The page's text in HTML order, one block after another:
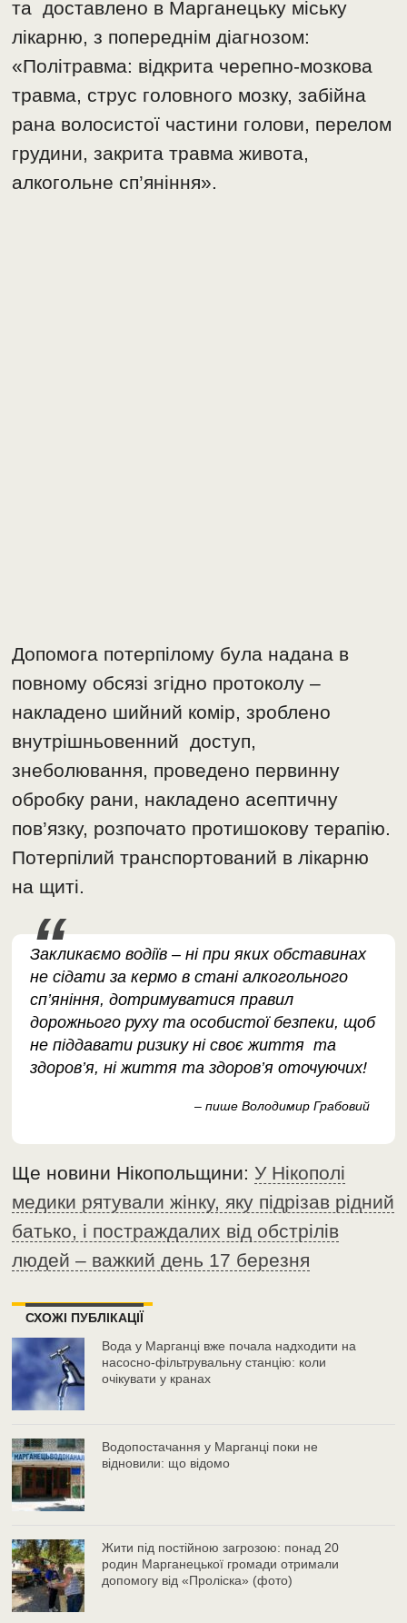
та доставлено в Марганецьку міську
лікарню, з попереднім діагнозом:
«Політравма: відкрита черепно-мозкова
травма, струс головного мозку, забійна
рана волосистої частини голови, перелом
грудини, закрита травма живота,
алкогольне сп’яніння».
Допомога потерпілому була надана в
повному обсязі згідно протоколу –
накладено шийний комір, зроблено
внутрішньовенний доступ,
знеболювання, проведено первинну
обробку рани, накладено асептичну
пов’язку, розпочато протишокову терапію.
Потерпілий транспортований в лікарню
на щиті.
Закликаємо водіїв – ні при яких обставинах
не сідати за кермо в стані алкогольного
сп’яніння, дотримуватися правил
дорожнього руху та особистої безпеки, щоб
не піддавати ризику ні своє життя та
здоров’я, ні життя та здоров’я оточуючих!
– пише Володимир Грабовий
Ще новини Нікопольщини:У Нікополі
медики рятували жінку, яку підрізав рідний
батько, і постраждалих від обстрілів
людей – важкий день 17 березня
СХОЖІ ПУБЛІКАЦІЇ
Вода у Марганці вже почала надходити на
насосно-фільтрувальну станцію: коли
очікувати у кранах
Водопостачання у Марганці поки не
відновили: що відомо
Жити під постійною загрозою: понад 20
родин Марганецької громади отримали
допомогу від «Проліска» (фото)